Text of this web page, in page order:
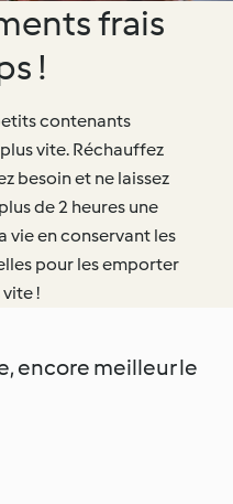
frais
!
contenants
vite. Réchauffez
besoin et ne laissez
de 2 heures une
vie en conservant les
pour les emporter
!
encore meilleur le